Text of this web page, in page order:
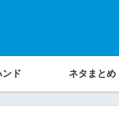
ンド ネタまとめ